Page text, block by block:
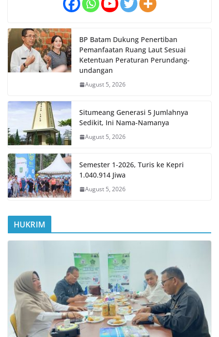
BP Batam Dukung Penertiban
Pemanfaatan Ruang Laut Sesuai
Ketentuan Peraturan Perundang-
undangan
August 5, 2026
Situmeang Generasi 5 Jumlahnya
Sedikit, Ini Nama-Namanya
August 5, 2026
Semester 1-2026, Turis ke Kepri
1.040.914 Jiwa
August 5, 2026
HUKRIM